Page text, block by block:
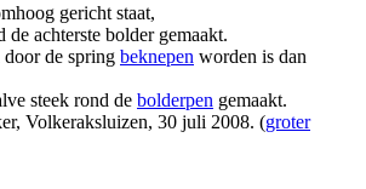
gericht staat,
de achterste bolder gemaakt.
door de spring beknepen worden is dan
steek rond de bolderpen gemaakt.
Volkeraksluizen, 30 juli 2008. (groter